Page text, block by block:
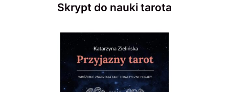
Skrypt do nauki tarota